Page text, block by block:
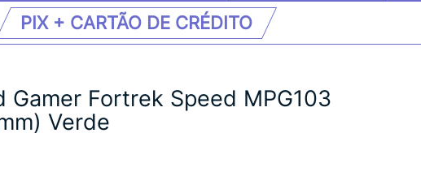
PIX + CARTÃO DE CRÉDITO
Gamer Fortrek Speed MPG103
Verde